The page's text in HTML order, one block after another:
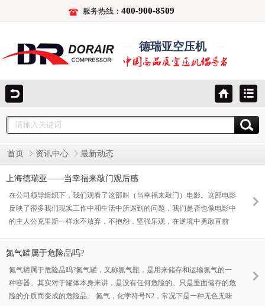
服务热线： 400-900-8509
德瑞亚空压机
首页 资讯中心 最新动态
上海德瑞亚——当幸福来敲门观后感
在公司领导组织下，我们观看了这部叫（当幸福来敲门）电影。这部电影
反映了很多我们现实工作中和生活中所遇到的问题，我们是否也像电影中
的主人公克里斯一样永不放弃，不抱怨，坚强乐观，在逆境中勇敢直前
氮气罐属于危险品吗?
氮气罐属于危险品吗?氮气罐，又称氮气瓶，是用来储存和运输氮气的一
种容器。其实对于罐体本身来讲，是没有任何危险的。只是里面储存的危
险的介质而变成的危险品。 氮气，化学符号N2，常况下是一种无色无味